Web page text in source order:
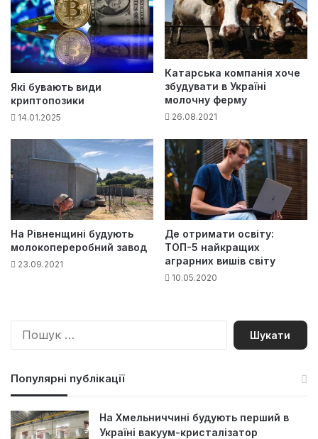
Які бувають види
криптопозики
14.01.2025
Катарська компанія хоче
збудувати в Україні
молочну ферму
26.08.2021
На Рівненщині будують
молокопереробний завод
23.09.2021
Де отримати освіту:
ТОП-5 найкращих
аграрних вишів світу
10.05.2020
П
Популярні публікації
На Хмельниччині будують перший в
Україні вакуум-кристалізатор